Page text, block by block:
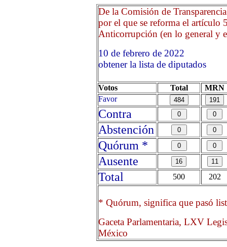
De la Comisión de
por el que se reforma el artículo
Anticorrupción (en lo general y
10 de febrero de 2022
obtener la lista de diputados
Votos Total
MRN
Favor
Contra
Abstención
Quórum *
Ausente
Total
500 202
* Quórum, significa que pasó
Gaceta Parlamentaria, LXV
México